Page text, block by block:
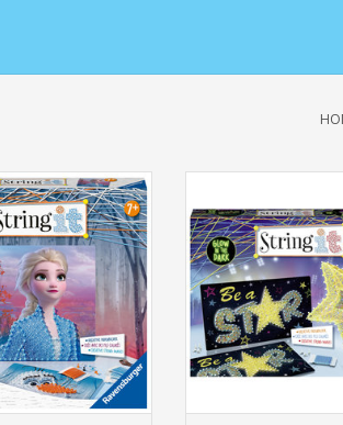
It Midi, knutselen,
olaf, frozen, disney,
creatief, draadjes,
AAN WINKELWAGEN